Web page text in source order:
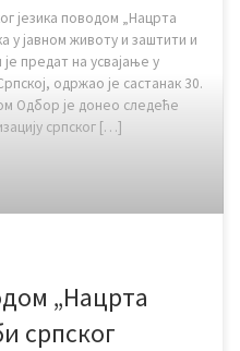
језика поводом „Нацрта
у јавном животу и заштити и
предат на усвајање у
одржао је састанак 30.
Одбор је донео следеће
српског […]
„Нацрта
српског